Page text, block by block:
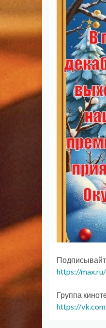
https://
Группа
https://